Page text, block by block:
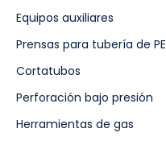
Equipos auxiliares
Prensas para tubería de PE
Cortatubos
Perforación bajo presión
Herramientas de gas